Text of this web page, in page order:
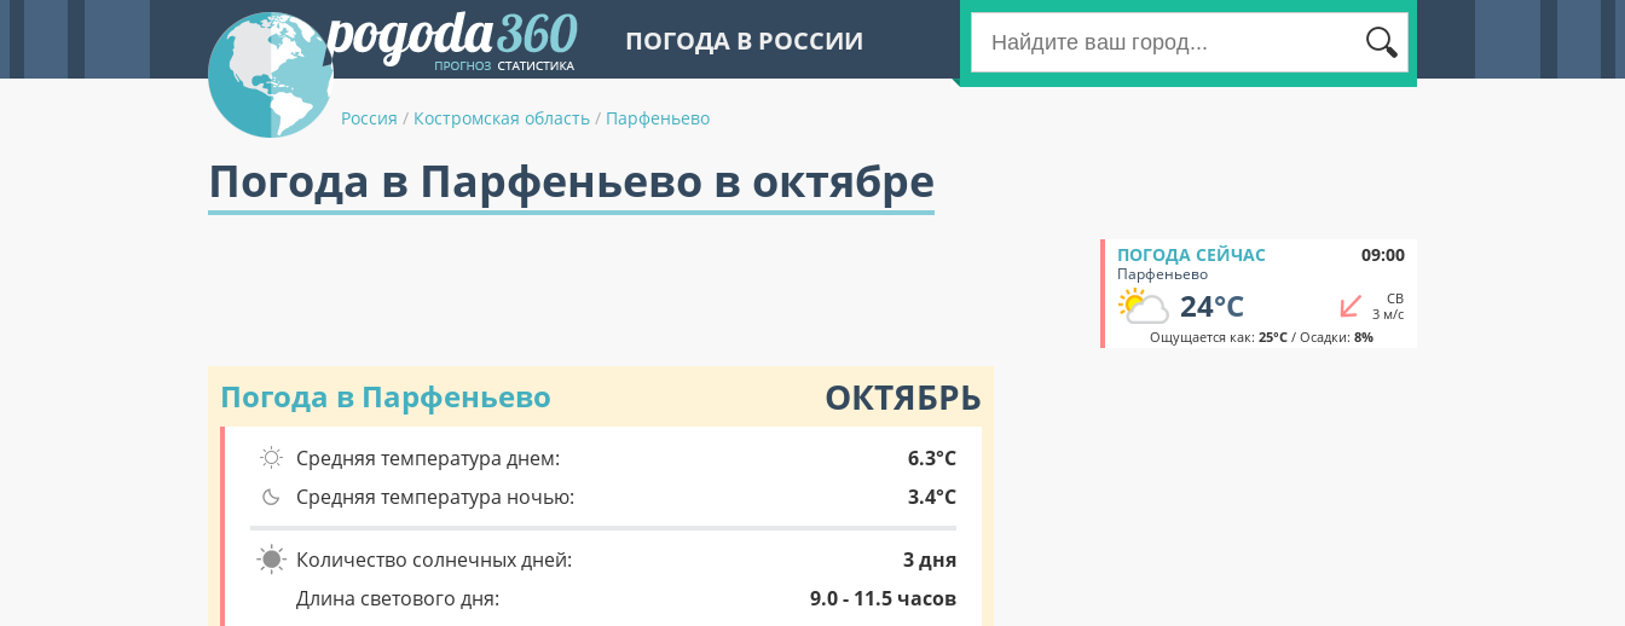
ПОГОДА В РОССИИ
Россия / Костромская область / Парфеньево
Погода в Парфеньево в октябре
ПОГОДА СЕЙЧАС 09:00
Парфеньево
24°C
СВ
3 м/с
Ощущается как: 25°C/ Осадки: 8%
Погода в Парфеньево ОКТЯБРЬ
Средняя температура днем:
6.3°C
Средняя температура ночью:
3.4°C
Количество солнечных дней:
3 дня
Длина светового дня:
9.0 - 11.5 часов